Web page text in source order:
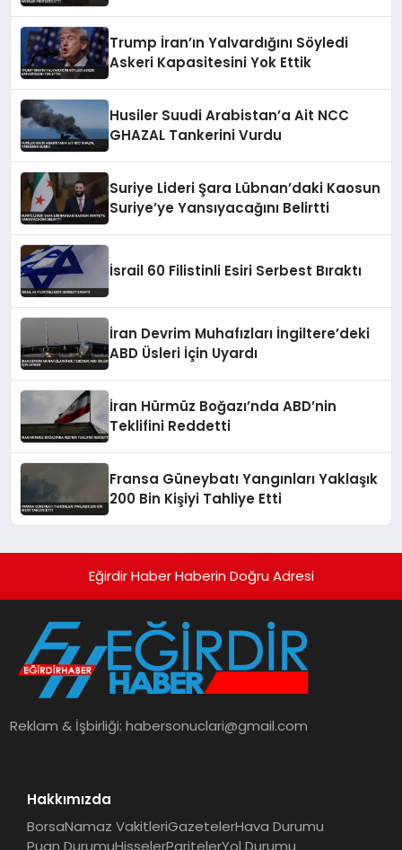
Trump İran’ın Yalvardığını Söyledi
Askeri Kapasitesini Yok Ettik
Husiler Suudi Arabistan’a Ait NCC
GHAZAL Tankerini Vurdu
Suriye Lideri Şara Lübnan’daki Kaosun
Suriye’ye Yansıyacağını Belirtti
İsrail 60 Filistinli Esiri Serbest Bıraktı
İran Devrim Muhafızları İngiltere’deki
ABD Üsleri İçin Uyardı
İran Hürmüz Boğazı’nda ABD’nin
Teklifini Reddetti
Fransa Güneybatı Yangınları Yaklaşık
200 Bin Kişiyi Tahliye Etti
Eğirdir Haber Haberin Doğru Adresi
Reklam & İşbirliği:habersonuclari@gmail.com
Hakkımızda
BorsaNamaz VakitleriGazetelerHava Durumu
Puan DurumuHisselerParitelerYol Durumu